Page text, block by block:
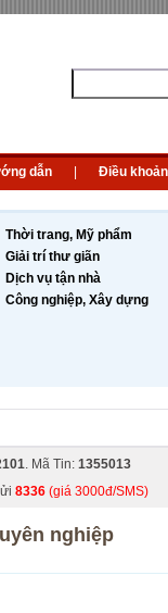
dẫn Điều khoản
Thời trang, Mỹ phẩm
Giải trí thư giãn
Dịch vụ tận nhà
Công nghiệp, Xây dựng
. Mã Tin: 1355013
8336 (giá 3000đ/SMS)
nghiệp